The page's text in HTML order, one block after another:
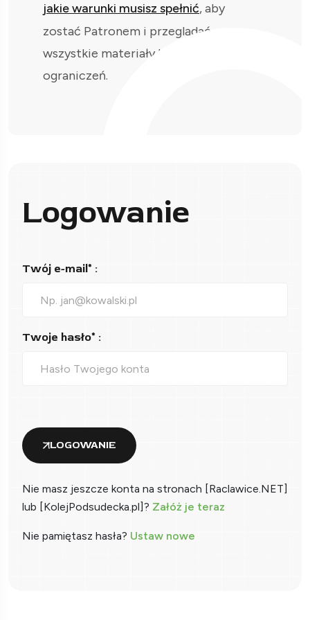
jakie warunki musisz spełnić, aby
zostać Patronem i przeglądać
wszystkie materiały bez
ograniczeń.
Logowanie
Twój e-mail* :
Twoje hasło* :
LOGOWANIE
Nie masz jeszcze konta na stronach [Raclawice.NET]
lub [KolejPodsudecka.pl]? Załóż je teraz
Nie pamiętasz hasła? Ustaw nowe